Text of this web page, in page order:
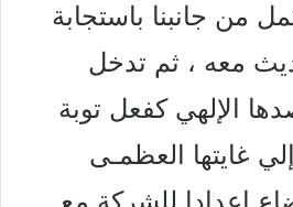
من جانبنا باستجابة
معه ، ثم تدخل
الإلهي كفعل توبة
غايتها العظمـى
إعدادا للشركة مع